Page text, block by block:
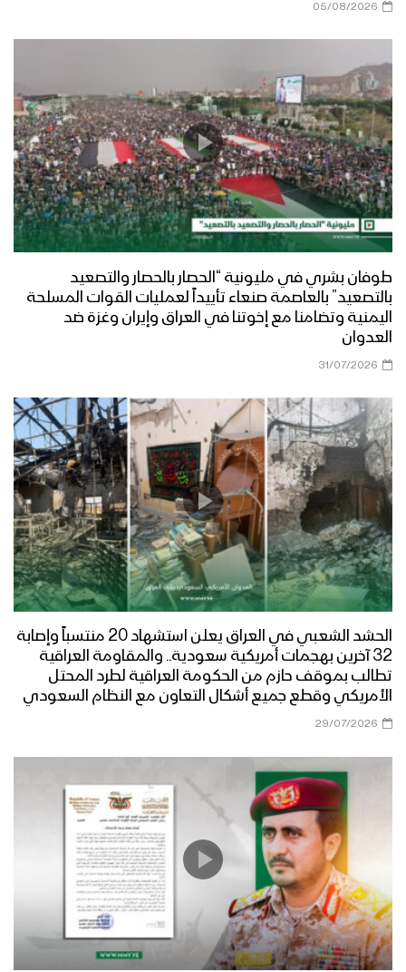
05/08/2026
طوفان بشري في مليونية “الحصار بالحصار والتصعيد
بالتصعيد” بالعاصمة صنعاء تأييداً لعمليات القوات المسلحة
اليمنية وتضامنا مع إخوتنا في العراق وإيران وغزة ضد
العدوان
31/07/2026
الحشد الشعبي في العراق يعلن استشهاد 20 منتسباً وإصابة
32 آخرين بهجمات أمريكية سعودية.. والمقاومة العراقية
تطالب بموقف حازم من الحكومة العراقية لطرد المحتل
الأمريكي وقطع جميع أشكال التعاون مع النظام السعودي
29/07/2026